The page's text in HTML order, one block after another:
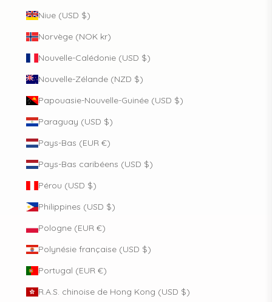
Niue (USD $)
Norvège (NOK kr)
Nouvelle-Calédonie (USD $)
Nouvelle-Zélande (NZD $)
Papouasie-Nouvelle-Guinée (USD $)
Paraguay (USD $)
Pays-Bas (EUR €)
Pays-Bas caribéens (USD $)
Pérou (USD $)
Philippines (USD $)
Pologne (EUR €)
Polynésie française (USD $)
Portugal (EUR €)
R.A.S. chinoise de Hong Kong (USD $)